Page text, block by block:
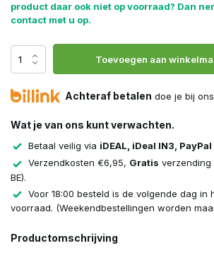
product daar ook niet op voorraad? Dan
contact met u op.
Toevoegen aan
Achteraf betalen doe je bij
Wat je van ons kunt verwachten.
Betaal veilig via iDEAL, iDeal IN3, PayPal
Verzendkosten €6,95, Gratis
BE).
Voor 18:00 besteld is de volgende dag in
voorraad. (Weekendbestellingen worden
Productomschrijving